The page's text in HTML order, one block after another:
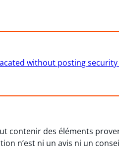
without posting
contenir des éléments
n’est ni un avis ni un